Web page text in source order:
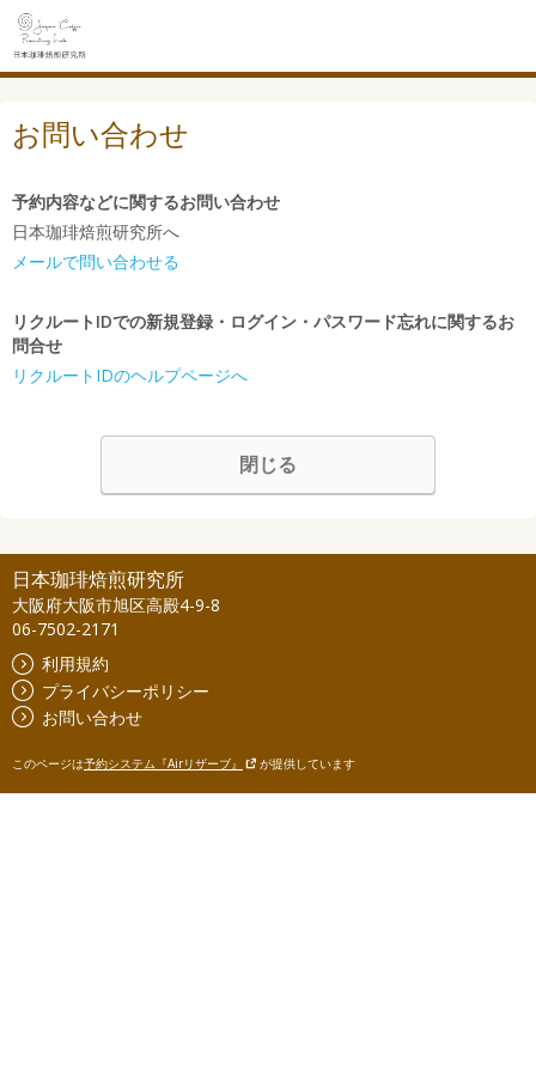
お問い合わせ
予約内容などに関するお問い合わせ
日本珈琲焙煎研究所へ
メールで問い合わせる
リクルートIDでの新規登録・ログイン・パスワード忘れに関するお
問合せ
リクルートIDのヘルプページへ
閉じる
日本珈琲焙煎研究所
大阪府大阪市旭区高殿4-9-8
06-7502-2171
利用規約
プライバシーポリシー
お問い合わせ
このページは予約システム『Airリザーブ』 が提供しています